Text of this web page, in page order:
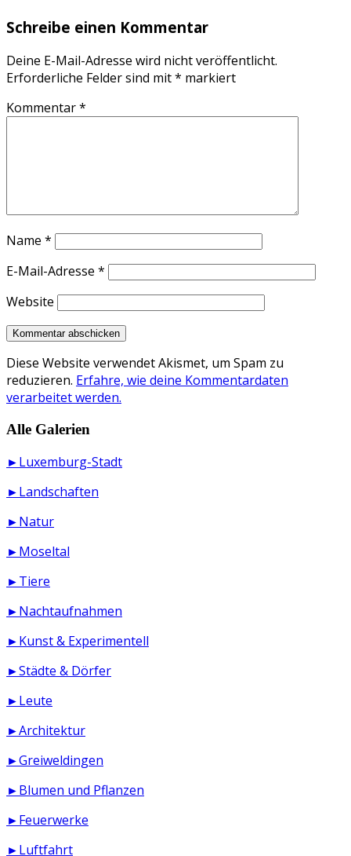
Schreibe einen Kommentar
Deine E-Mail-Adresse wird nicht veröffentlicht.
Erforderliche Felder sind mit* markiert
Kommentar*
Name *
E-Mail-Adresse *
Website
Diese Website verwendet Akismet, um Spam zu
reduzieren. Erfahre, wie deine Kommentardaten
verarbeitet werden.
Alle Galerien
►Luxemburg-Stadt
►Landschaften
►Natur
►Moseltal
►Tiere
►Nachtaufnahmen
►Kunst & Experimentell
►Städte & Dörfer
►Leute
►Architektur
►Greiweldingen
►Blumen und Pflanzen
►Feuerwerke
►Luftfahrt